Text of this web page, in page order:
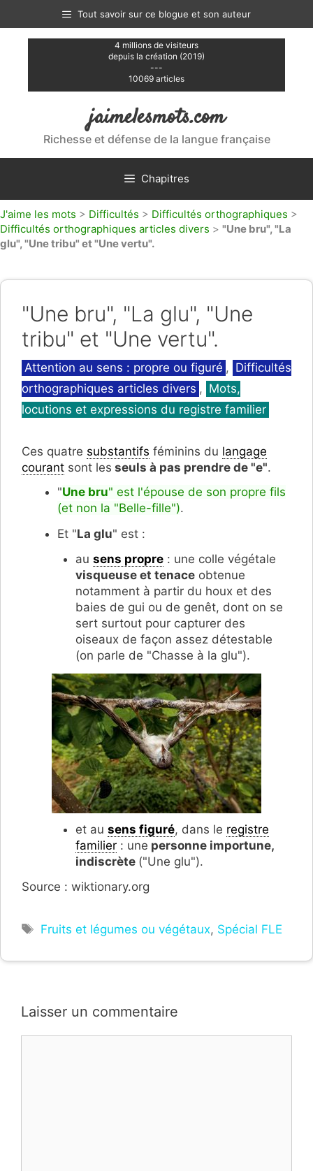
contenu
Tout savoir sur ce blogue et son auteur
4 millions de visiteurs
depuis la création (2019)
---
10069 articles
jaimelesmots.com
Richesse et défense de la langue française
Chapitres
J'aime les mots > Difficultés > Difficultés orthographiques >
Difficultés orthographiques articles divers > "Une bru", "La
glu", "Une tribu" et "Une vertu".
"Une bru", "La glu", "Une
tribu" et "Une vertu".
Catégories
Attention au sens : propre ou figuré , Difficultés
orthographiques articles divers , Mots,
locutions et expressions du registre familier
Ces quatre substantifs féminins du langage
courant sont les seuls à pas prendre de "e".
"Une bru" est l'épouse de son propre fils
(et non la "Belle-fille").
Et "La glu" est :
au sens propre: une colle végétale
visqueuse et tenaceobtenue
notamment à partir du houx et des
baies de gui ou de genêt, dont on se
sert surtout pour capturer des
oiseaux de façon assez détestable
(on parle de "Chasse à la glu").
et au sens figuré, dans le registre
familier: une personne importune,
indiscrète ("Une glu").
Source : wiktionary.org
Étiquettes
Fruits et légumes ou végétaux, Spécial FLE
Laisser un commentaire